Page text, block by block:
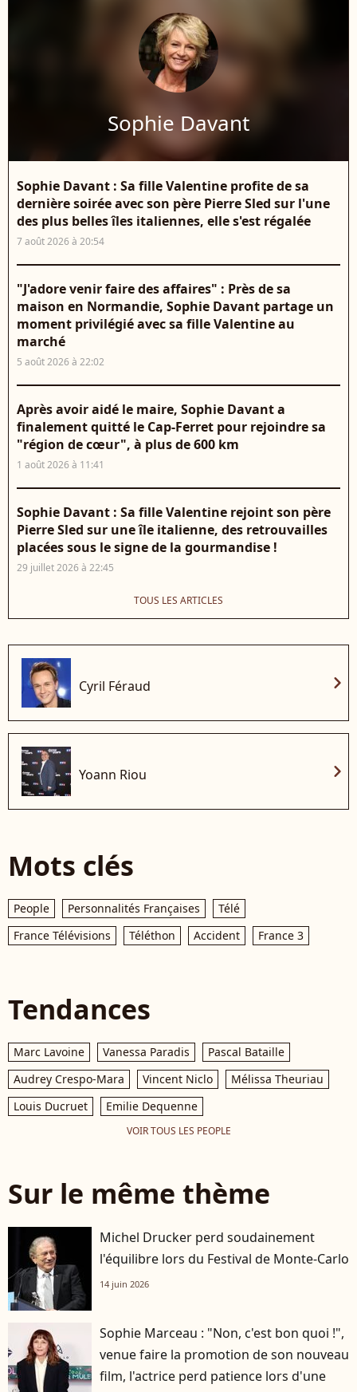
Sophie Davant
Sophie Davant : Sa fille Valentine profite de sa
dernière soirée avec son père Pierre Sled sur l'une
des plus belles îles italiennes, elle s'est régalée
7 août 2026 à 20:54
"J'adore venir faire des affaires" : Près de sa
maison en Normandie, Sophie Davant partage un
moment privilégié avec sa fille Valentine au
marché
5 août 2026 à 22:02
Après avoir aidé le maire, Sophie Davant a
finalement quitté le Cap-Ferret pour rejoindre sa
"région de cœur", à plus de 600 km
1 août 2026 à 11:41
Sophie Davant : Sa fille Valentine rejoint son père
Pierre Sled sur une île italienne, des retrouvailles
placées sous le signe de la gourmandise !
29 juillet 2026 à 22:45
TOUS LES ARTICLES
Cyril Féraud chevron_right
Yoann Riou chevron_right
Mots clés
People Personnalités Françaises
Télé
France Télévisions
Téléthon Accident France 3
Tendances
Marc Lavoine Vanessa Paradis
Pascal Bataille
Audrey Crespo-Mara
Vincent Niclo
Mélissa Theuriau
Louis Ducruet
Emilie Dequenne
VOIR TOUS LES PEOPLE
Sur le même thème
Michel Drucker perd soudainement
l'équilibre lors du Festival de Monte-Carlo
14 juin 2026
Sophie Marceau : "Non, c'est bon quoi !",
venue faire la promotion de son nouveau
film, l'actrice perd patience lors d'une